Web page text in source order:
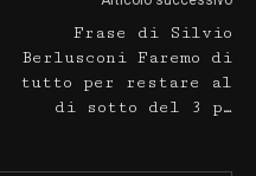
Frase di Silvio
Berlusconi Faremo di
tutto per restare al
di sotto del 3 p…